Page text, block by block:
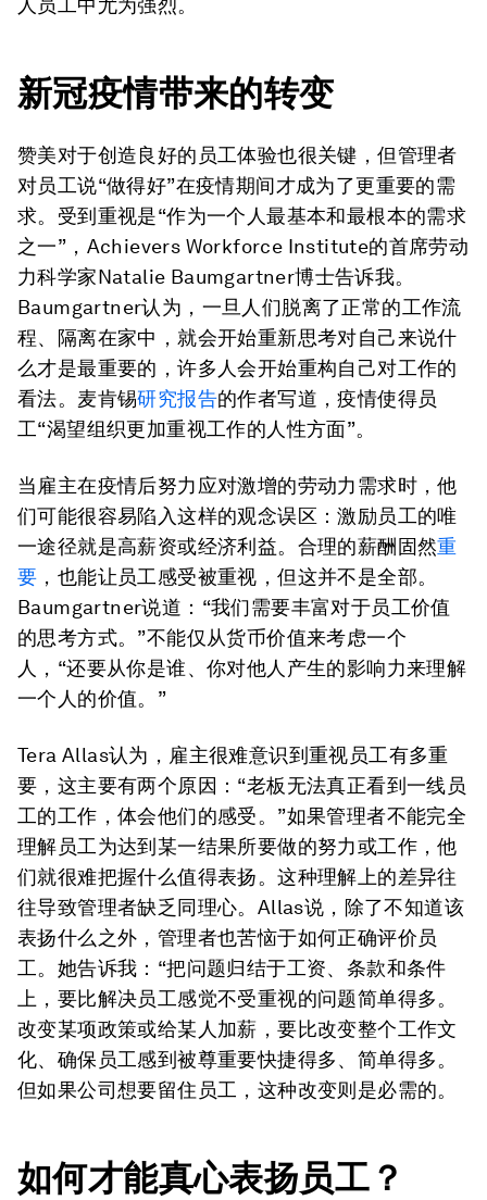
人员工中尤为强烈。
新冠疫情带来的转变
赞美对于创造良好的员工体验也很关键，但管理者
对员工说“做得好”在疫情期间才成为了更重要的需
求。受到重视是“作为一个人最基本和最根本的需求
之一”，Achievers Workforce Institute的首席劳动
力科学家Natalie Baumgartner博士告诉我。
Baumgartner认为，一旦人们脱离了正常的工作流
程、隔离在家中，就会开始重新思考对自己来说什
么才是最重要的，许多人会开始重构自己对工作的
看法。麦肯锡研究报告的作者写道，疫情使得员
工“渴望组织更加重视工作的人性方面”。
当雇主在疫情后努力应对激增的劳动力需求时，他
们可能很容易陷入这样的观念误区：激励员工的唯
一途径就是高薪资或经济利益。合理的薪酬固然重
要 ，也能让员工感受被重视，但这并不是全部。
Baumgartner说道：“我们需要丰富对于员工价值
的思考方式。”不能仅从货币价值来考虑一个
人，“还要从你是谁、你对他人产生的影响力来理解
一个人的价值。”
Tera Allas认为，雇主很难意识到重视员工有多重
要，这主要有两个原因：“老板无法真正看到一线员
工的工作，体会他们的感受。”如果管理者不能完全
理解员工为达到某一结果所要做的努力或工作，他
们就很难把握什么值得表扬。这种理解上的差异往
往导致管理者缺乏同理心。Allas说，除了不知道该
表扬什么之外，管理者也苦恼于如何正确评价员
工。她告诉我：“把问题归结于工资、条款和条件
上，要比解决员工感觉不受重视的问题简单得多。
改变某项政策或给某人加薪，要比改变整个工作文
化、确保员工感到被尊重要快捷得多、简单得多。
但如果公司想要留住员工，这种改变则是必需的。
如何才能真心表扬员工 ？